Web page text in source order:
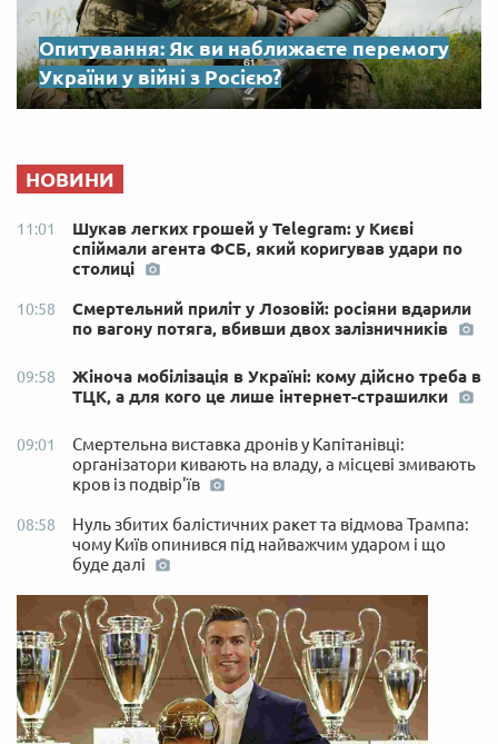
Опитування: Як ви наближаєте перемогу
України у війні з Росією?
НОВИНИ
11:01
Шукав легких грошей у Telegram: у Києві
спіймали агента ФСБ, який коригував удари по
столиці
10:58
Смертельний приліт у Лозовій: росіяни вдарили
по вагону потяга, вбивши двох залізничників
09:58
Жіноча мобілізація в Україні: кому дійсно треба в
ТЦК, а для кого це лише інтернет-страшилки
09:01
Смертельна виставка дронів у Капітанівці:
організатори кивають на владу, а місцеві змивають
кров із подвір'їв
08:58
Нуль збитих балістичних ракет та відмова Трампа:
чому Київ опинився під найважчим ударом і що
буде далі